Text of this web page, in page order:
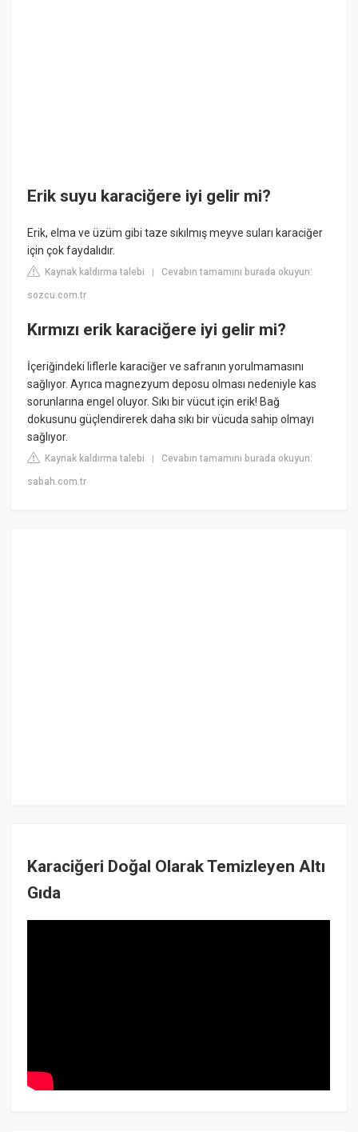
Erik suyu karaciğere iyi gelir mi?
Erik, elma ve üzüm gibi taze sıkılmış meyve suları karaciğer
için çok faydalıdır.
Kaynak kaldırma talebi |Cevabın tamamını burada okuyun:
sozcu.com.tr
Kırmızı erik karaciğere iyi gelir mi?
İçeriğindeki liflerle karaciğer ve safranın yorulmamasını
sağlıyor. Ayrıca magnezyum deposu olması nedeniyle kas
sorunlarına engel oluyor. Sıkı bir vücut için erik! Bağ
dokusunu güçlendirerek daha sıkı bir vücuda sahip olmayı
sağlıyor.
Kaynak kaldırma talebi |Cevabın tamamını burada okuyun:
sabah.com.tr
Karaciğeri Doğal Olarak Temizleyen Altı
Gıda